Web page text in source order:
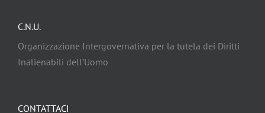
C.N.U.
Organizzazione Intergovernativa per la tutela dei Diritti
Inalienabili dell’Uomo
CONTATTACI